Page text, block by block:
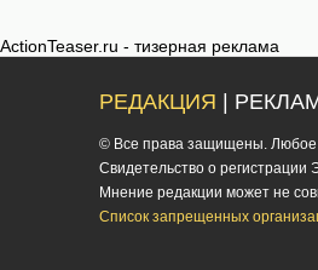
ActionTeaser.ru - тизерная реклама
РЕДАКЦИЯ |
© Все права защищены. Любое
Cвидетельство о
Мнение редакции может не
Список запрещенных